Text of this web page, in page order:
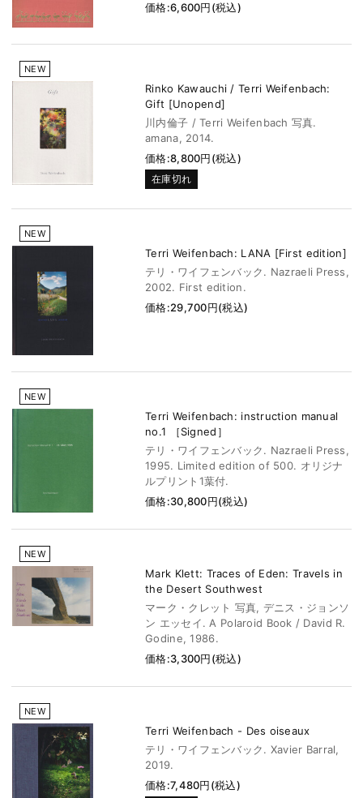
価格:6,600円(税込)
NEW
Rinko Kawauchi / Terri Weifenbach:
Gift [Unopend]
川内倫子 / Terri Weifenbach 写真.
amana, 2014.
価格:8,800円(税込)
在庫切れ
NEW
Terri Weifenbach: LANA [First edition]
テリ・ワイフェンバック. Nazraeli Press,
2002. First edition.
価格:29,700円(税込)
NEW
Terri Weifenbach: instruction manual
no.1 ［Signed］
テリ・ワイフェンバック. Nazraeli Press,
1995. Limited edition of 500. オリジナ
ルプリント1葉付.
価格:30,800円(税込)
NEW
Mark Klett: Traces of Eden: Travels in
the Desert Southwest
マーク・クレット 写真, デニス・ジョンソ
ン エッセイ. A Polaroid Book / David R.
Godine, 1986.
価格:3,300円(税込)
NEW
Terri Weifenbach - Des oiseaux
テリ・ワイフェンバック. Xavier Barral,
2019.
価格:7,480円(税込)